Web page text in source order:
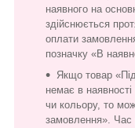
наявного на
здійснюється
оплати
позначку «В
Якщо товар
немає в
чи кольору, то
замовлення». Час